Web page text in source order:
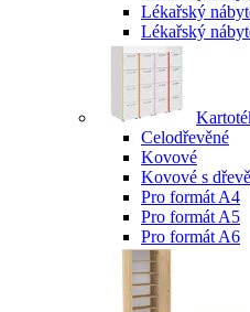
Lékařský
Lékařský
Celodřevěné
Kovové
Kovové s
Pro formát A4
Pro formát A5
Pro formát A6